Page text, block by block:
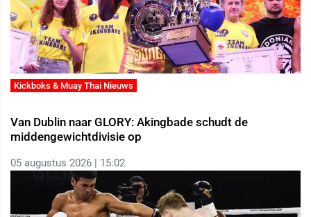
Kickboks & Muay Thai Nieuws
Van Dublin naar GLORY: Akingbade schudt de
middengewichtdivisie op
05 augustus 2026 | 15:02